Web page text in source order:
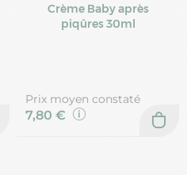
Crème Baby après
piqûres 30ml
Prix moyen constaté
7,80 €